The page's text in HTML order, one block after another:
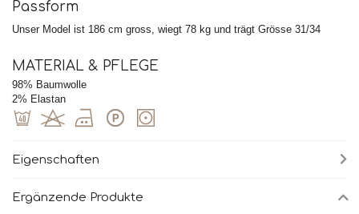
Passform
Unser Model ist 186 cm gross, wiegt 78 kg und trägt Grösse 31/34
MATERIAL & PFLEGE
98% Baumwolle
2% Elastan
Eigenschaften
Ergänzende Produkte